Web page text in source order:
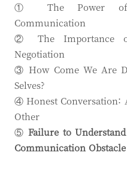
① The Power of
Communication
② The Importance
Negotiation
③ How Come We Are
Selves?
④ Honest Conversation:
Other
⑤ Failure to
Communication Obstacle